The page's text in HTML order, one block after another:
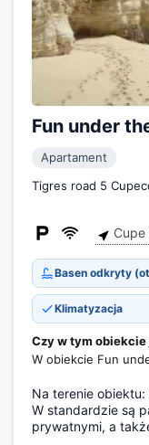
Fun under
Apartament
Tigres road 5
Klimatyzacja
Czy w tym obiekcie
W obiekcie Fun
Na terenie
W standardzie są
prywatnymi, a